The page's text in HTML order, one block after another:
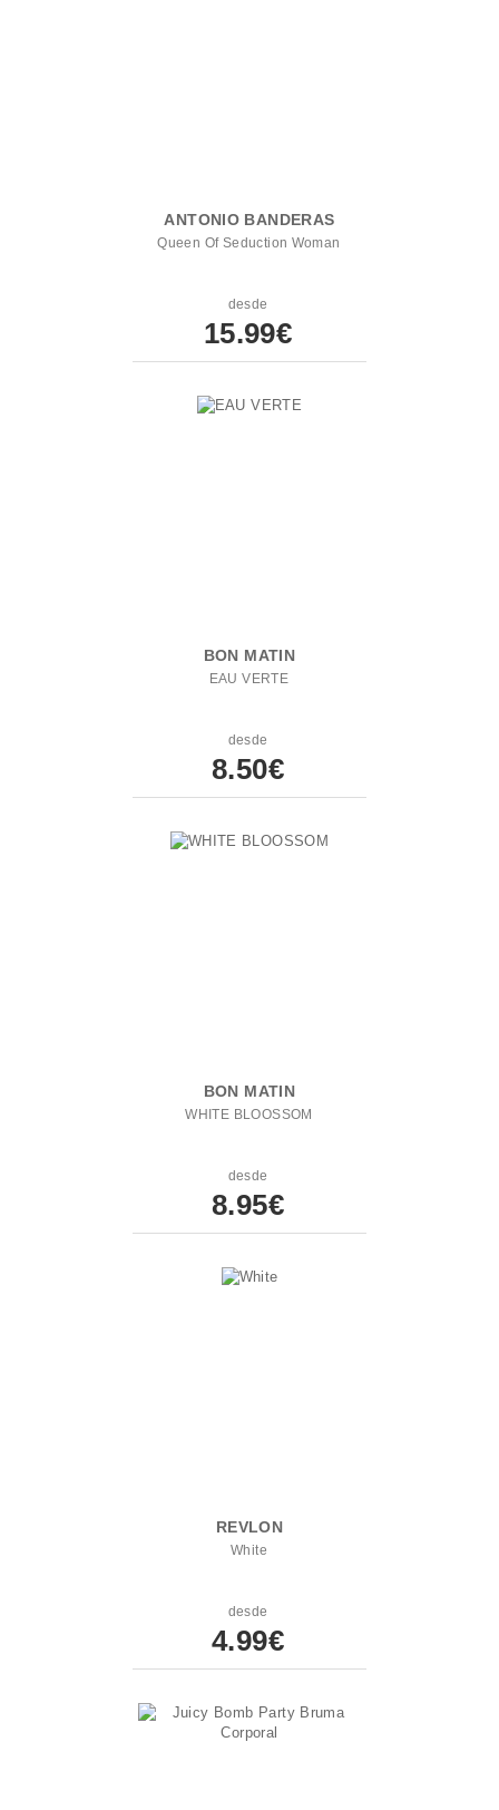
ANTONIO BANDERAS
Queen Of Seduction Woman
desde
15.99€
BON MATIN
EAU VERTE
desde
8.50€
BON MATIN
WHITE BLOOSSOM
desde
8.95€
REVLON
White
desde
4.99€